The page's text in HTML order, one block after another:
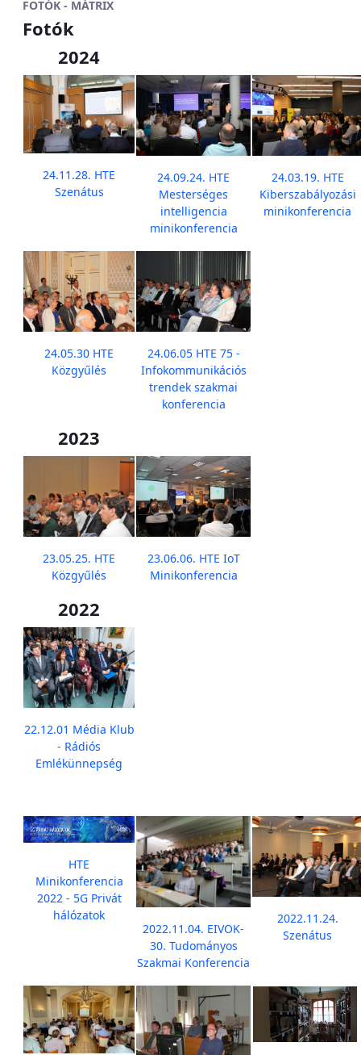
FOTÓK - MÁTRIX
Fotók
2024
24.11.28. HTE
Szenátus
24.09.24. HTE
Mesterséges
intelligencia
minikonferencia
24.03.19. HTE
Kiberszabályozási
minikonferencia
24.05.30 HTE
Közgyűlés
24.06.05 HTE 75 -
Infokommunikációs
trendek szakmai
konferencia
2023
23.05.25. HTE
Közgyűlés
23.06.06. HTE IoT
Minikonferencia
2022
22.12.01 Média Klub
- Rádiós
Emlékünnepség
HTE
Minikonferencia
2022 - 5G Privát
hálózatok
2022.11.04. EIVOK-
30. Tudományos
Szakmai Konferencia
2022.11.24.
Szenátus